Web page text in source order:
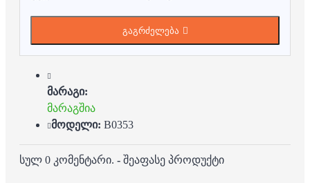
გაგრძელება
მარაგი:
მარაგშია
მოდელი: B0353
სულ 0 კომენტარი. - შეაფასე პროდუქტი